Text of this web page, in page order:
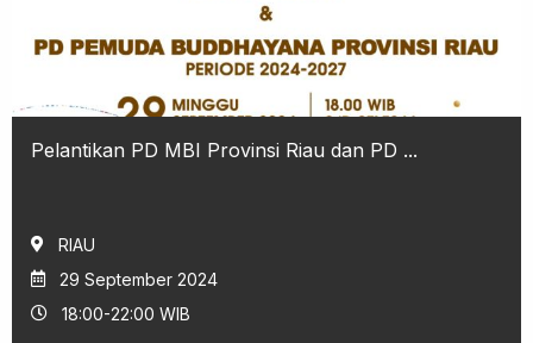
Pelantikan PD MBI Provinsi Riau dan PD ...
RIAU
29 September 2024
18:00-22:00 WIB